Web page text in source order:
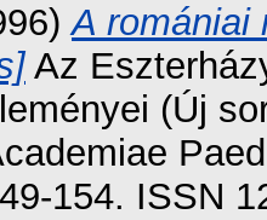
A romániai
Az
(Új
154. ISSN